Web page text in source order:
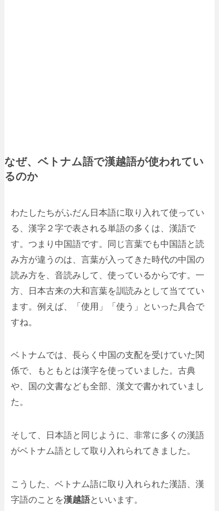
なぜ、ベトナム語で漢越語が使われてい
るのか
わたしたちがふだん日本語に取り入れて使ってい
る、漢字２字で表される単語の多くは、漢語で
す。つまり中国語です。同じ言葉でも中国語と読
み方が違うのは、言葉が入ってきた時代の中国の
読み方を、音読みして、使っているからです。一
方、日本古来の大和言葉を訓読みとして当ててい
ます。例えば、「使用」「使う」といった具合で
すね。
ベトナムでは、長らく中国の支配を受けていた関
係で、
もともとは漢字を使っていました。古典
や、国の文書なども全部、漢文で書かれていまし
た。
そして、日本語と同じように、非常に多くの漢語
がベトナム語として取り入れられてきました。
こうした、ベトナム語に取り入れられた漢語、漢
字語のことを漢越語といいます。